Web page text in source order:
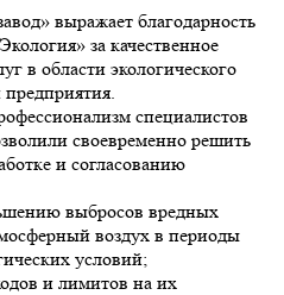
выражает благодарность
за качественное
в области экологического
специалистов
своевременно решить
и согласованию
выбросов вредных
воздух в периоды
условий;
и лимитов на их